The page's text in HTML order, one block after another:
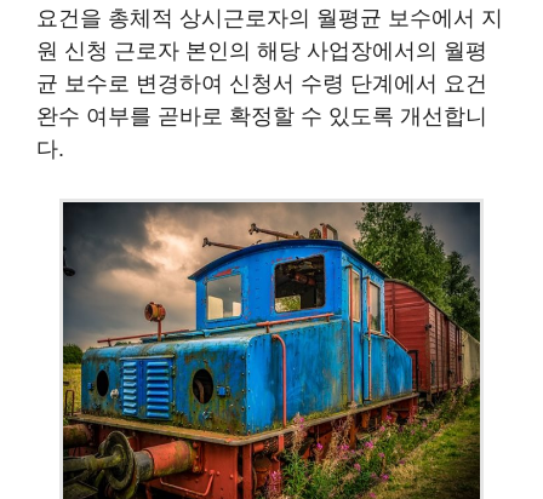
요건을 총체적 상시근로자의 월평균 보수에서 지
원 신청 근로자 본인의 해당 사업장에서의 월평
균 보수로 변경하여 신청서 수령 단계에서 요건
완수 여부를 곧바로 확정할 수 있도록 개선합니
다.